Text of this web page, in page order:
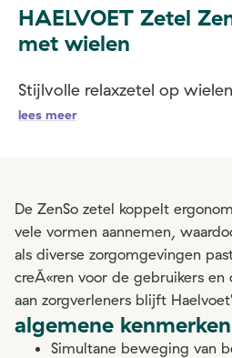
HAELVOET Zetel
met wielen
Stijlvolle relaxzetel op
lees meer
De ZenSo zetel koppelt
vele vormen aannemen,
als diverse zorgomgevingen
creÃ«ren voor de gebruikers
aan zorgverleners blijft
algemene kenmerken
Simultane beweging van